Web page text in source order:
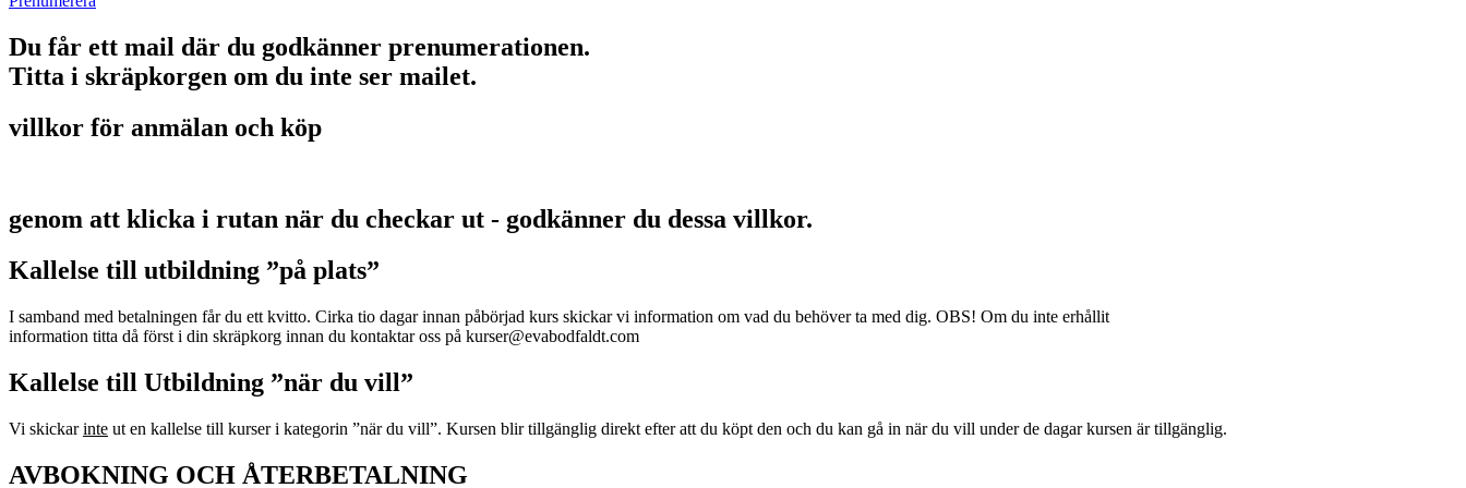
Du får ett mail där du godkänner prenumerationen.
Titta i skräpkorgen om du inte ser mailet.
villkor för anmälan och köp
genom att klicka i rutan när du checkar ut - godkänner du dessa villkor.
Kallelse till utbildning ”på plats”
I samband med betalningen får du ett kvitto. Cirka tio dagar innan påbörjad kurs skickar vi information om vad du behöver ta med dig. OBS! Om du inte erhållit
information titta då först i din skräpkorg innan du kontaktar oss på kurser@evabodfaldt.com
Kallelse till Utbildning ”när du vill”
Vi skickarinte ut en kallelse till kurser i kategorin ”när du vill”. Kursen blir tillgänglig direkt efter att du köpt den och du kan gå in när du vill under de dagar kursen är tillgänglig.
AVBOKNING OCH ÅTERBETALNING